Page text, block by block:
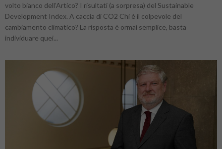
volto bianco dell’Artico? I risultati (a sorpresa) del Sustainable
Development Index. A caccia di CO2 Chi è il colpevole del
cambiamento climatico? La risposta è ormai semplice, basta
individuare quei...